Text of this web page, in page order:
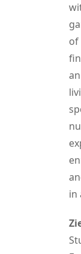
of
in